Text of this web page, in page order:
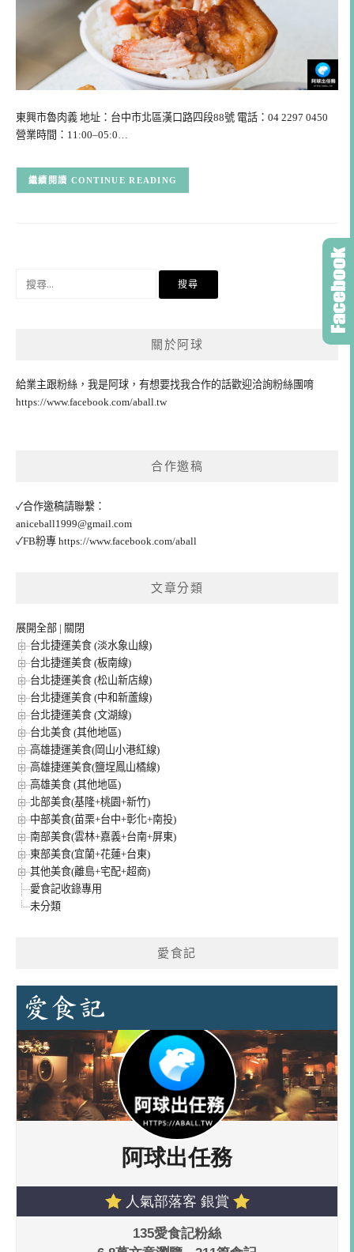
東興市魯肉義 地址：台中市北區漢口路四段88號 電話：04 2297 0450
營業時間：11:00–05:0…
CONTINUE READING
關於阿球
給業主跟粉絲，我是阿球，有想要找我合作的話歡迎洽詢粉絲團唷
https://www.facebook.com/aball.tw
合作邀稿
✓合作邀稿請聯繫：
aniceball1999@gmail.com
✓FB粉專 https://www.facebook.com/aball
文章分類
展開全部 | 關閉
台北捷運美食 (淡水象山線)
台北捷運美食 (板南線)
台北捷運美食 (松山新店線)
台北捷運美食 (中和新蘆線)
台北捷運美食 (文湖線)
台北美食 (其他地區)
高雄捷運美食(岡山小港紅線)
高雄捷運美食(鹽埕鳳山橘線)
高雄美食 (其他地區)
北部美食(基隆+桃園+新竹)
中部美食(苗栗+台中+彰化+南投)
南部美食(雲林+嘉義+台南+屏東)
東部美食(宜蘭+花蓮+台東)
其他美食(離島+宅配+超商)
愛食記收錄專用
未分類
愛食記